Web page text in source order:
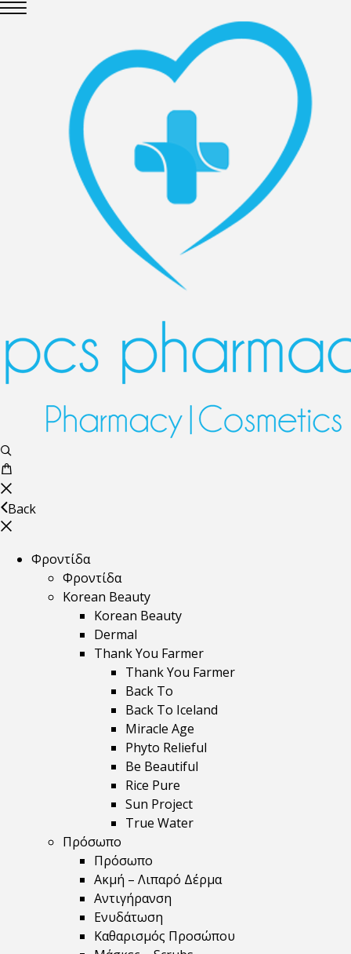
Back
Φροντίδα
Φροντίδα
Korean Beauty
Korean Beauty
Dermal
Thank You Farmer
Thank You Farmer
Back To
Back To Iceland
Miracle Age
Phyto Relieful
Be Beautiful
Rice Pure
Sun Project
True Water
Πρόσωπο
Πρόσωπο
Ακμή – Λιπαρό Δέρμα
Αντιγήρανση
Ενυδάτωση
Καθαρισμός Προσώπου